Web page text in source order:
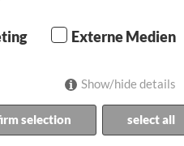
Externe Medien
Show/hide details
selection select all